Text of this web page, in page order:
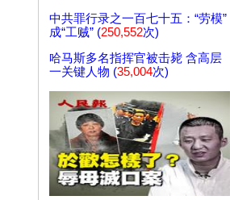
中共罪行录之一百七十五：“劳模”
成“工贼” (250,552次)
哈马斯多名指挥官被击毙 含高层
一关键人物 (35,004次)